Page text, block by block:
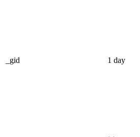
_gid 1 day